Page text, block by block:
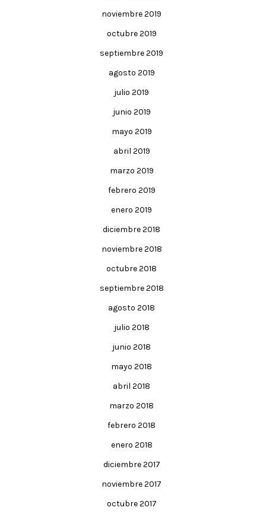
noviembre 2019
octubre 2019
septiembre 2019
agosto 2019
julio 2019
junio 2019
mayo 2019
abril 2019
marzo 2019
febrero 2019
enero 2019
diciembre 2018
noviembre 2018
octubre 2018
septiembre 2018
agosto 2018
julio 2018
junio 2018
mayo 2018
abril 2018
marzo 2018
febrero 2018
enero 2018
diciembre 2017
noviembre 2017
octubre 2017